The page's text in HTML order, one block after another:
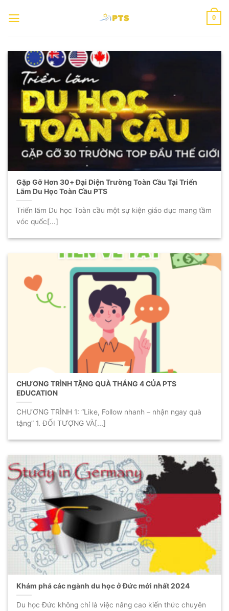
đến
0
Gặp Gỡ Hơn 30+ Đại Diện Trường Toàn Cầu Tại Triển
Lãm Du Học Toàn Cầu PTS
Triển lãm Du học Toàn cầu một sự kiện giáo dục mang tầm
vóc quốc[...]
CHƯƠNG TRÌNH TẶNG QUÀ THÁNG 4 CỦA PTS
EDUCATION
CHƯƠNG TRÌNH 1: “Like, Follow nhanh – nhận ngay quà
tặng” 1. ĐỐI TƯỢNG VÀ[...]
Khám phá các ngành du học ở Đức mới nhất 2024
Du học Đức không chỉ là việc nâng cao kiến thức chuyên